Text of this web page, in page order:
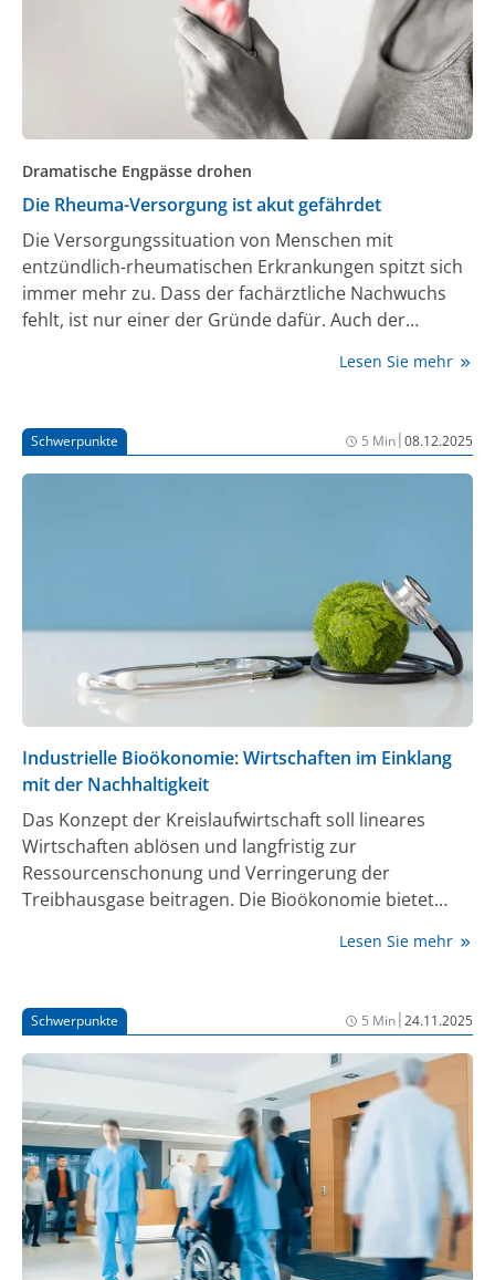
betrifft, sondern vielfältige weitere Auswirkungen auf
den Körper und das Wohlbefinden haben kann.
Dramatische Engpässe drohen
Die Rheuma-Versorgung ist akut gefährdet
Die Versorgungssituation von Menschen mit
entzündlich-rheumatischen Erkrankungen spitzt sich
immer mehr zu. Dass der fachärztliche Nachwuchs
fehlt, ist nur einer der Gründe dafür. Auch der
zu gering bewertete Stellenwert der Rheumatologie
dringendes Handeln erforderlich, um eine
dramatische Unterversorgung der Rheuma-
Patient:innen in Deutschland zu verhindern.
Lesen Sie mehr
Schwerpunkte 5 Min|08.12.2025
Industrielle Bioökonomie: Wirtschaften im Einklang
mit der Nachhaltigkeit
Das Konzept der Kreislaufwirtschaft soll lineares
Wirtschaften ablösen und langfristig zur
Ressourcenschonung und Verringerung der
Treibhausgase beitragen. Die Bioökonomie bietet
Lesen Sie mehr
Schwerpunkte 5 Min|24.11.2025